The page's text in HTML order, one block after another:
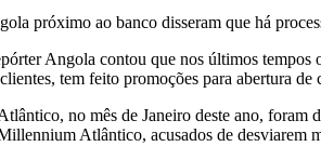
próximo ao banco disseram que há
Angola contou que nos últimos
tem feito promoções para abertura
no mês de Janeiro deste ano,
Atlântico, acusados de desviarem